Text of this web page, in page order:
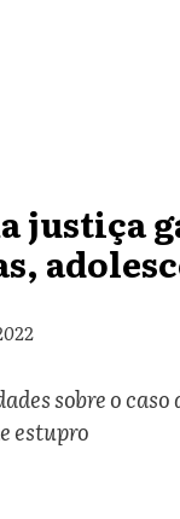
justiça
sobre o
estupro